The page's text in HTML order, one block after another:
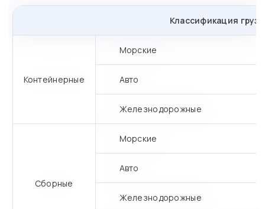
Классификация
Контейнерные
Морские
Авто
Железнодорожные
Сборные
Морские
Авто
Железнодорожные